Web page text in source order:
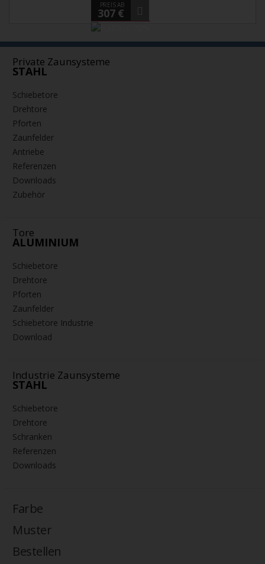
PREIS AB
307 €
Private Zaunsysteme
STAHL
Schiebetore
Drehtore
Pforten
Zaunfelder
Antriebe
Referenzen
Downloads
Zubehör
Tore
ALUMINIUM
Schiebetore
Drehtore
Pforten
Zaunfelder
Schiebetore Industrie
Download
Industrie Zaunsysteme
STAHL
Schiebetore
Drehtore
Schranken
Referenzen
Downloads
Farbe
Muster
Bestellen